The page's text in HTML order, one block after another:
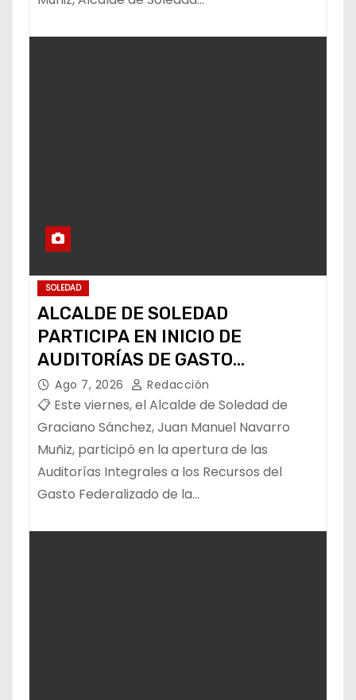
SOLEDAD
ALCALDE DE SOLEDAD
PARTICIPA EN INICIO DE
AUDITORÍAS DE GASTO
FEDERALIZADO 📝
Ago 7, 2026 Redacción
📋 Este viernes, el Alcalde de Soledad de
Graciano Sánchez, Juan Manuel Navarro
Muñiz, participó en la apertura de las
Auditorías Integrales a los Recursos del
Gasto Federalizado de la…